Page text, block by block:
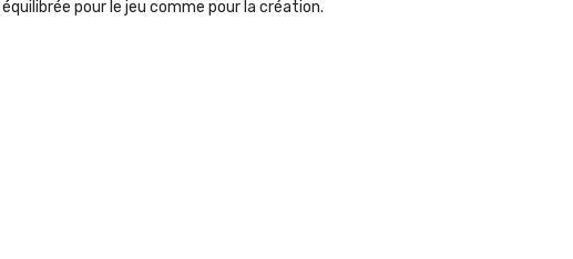
équilibrée pour le jeu comme pour la création.